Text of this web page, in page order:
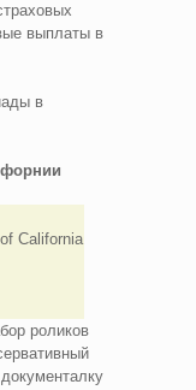
выплаты в
в
California
роликов